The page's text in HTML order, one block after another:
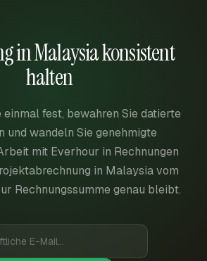
in Malaysia konsistent
halten
einmal fest, bewahren Sie datierte
und wandeln Sie genehmigte
mit Everhour in Rechnungen
in Malaysia vom
Rechnungssumme genau bleibt.